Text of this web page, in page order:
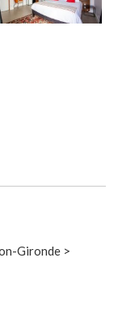
Gironde >